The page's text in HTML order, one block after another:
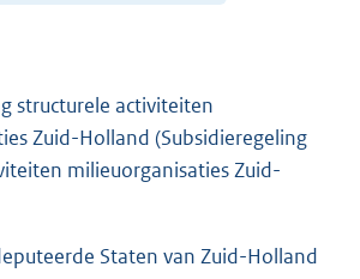
structurele activiteiten
Zuid-Holland (Subsidieregeling
milieuorganisaties Zuid-
Staten van Zuid-Holland